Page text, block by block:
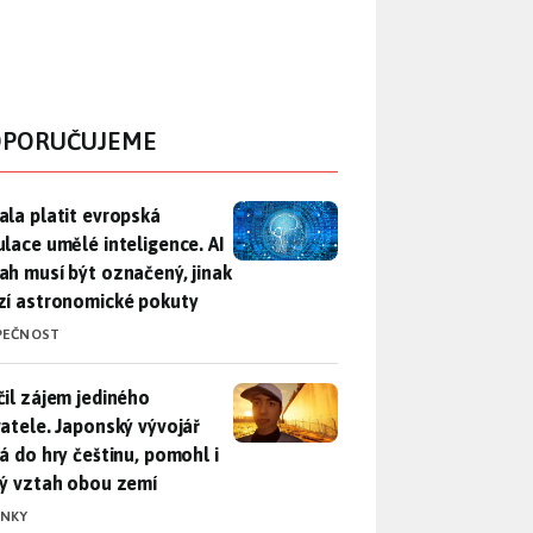
platit evropská regulace umělé inteligence. AI obsah
platit evropská
umělé inteligence. AI
musí být označený, jinak
astronomické pokuty
zájem jediného uživatele. Japonský vývojář přidá do hry
zájem jediného
Japonský vývojář
do hry češtinu, pomohl i
vztah obou zemí